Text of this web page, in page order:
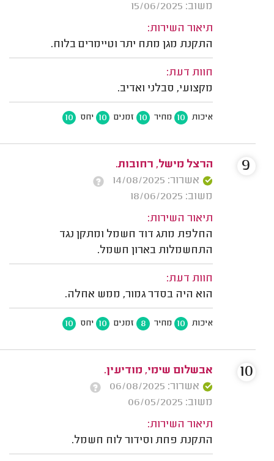
משוב: 15/06/2025
תיאור השירות:
התקנת מגן מתח יתר וטיימרים בלוח.
חוות דעת:
מקצועי, סבלני ואדיב.
איכות 10 מחיר 10 זמנים 10 יחס 10
הרצל מישל, רחובות.
אשרור: 14/08/2025
משוב: 18/06/2025
תיאור השירות:
החלפת מתג דוד חשמל ומתקן נגד
התחשמלות בארון חשמל.
חוות דעת:
הוא היה בסדר גמור, ממש אחלה.
איכות 10 מחיר 8 זמנים 10 יחס 10
9
אבשלום שימי, מודיעין.
אשרור: 06/08/2025
משוב: 06/05/2025
תיאור השירות:
התקנת פחת וסידור לוח חשמל.
10